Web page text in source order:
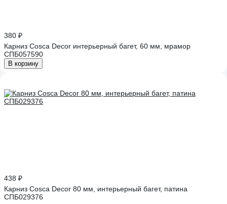
380 ₽
Карниз Cosca Decor интерьерный багет, 60 мм, мрамор
СПБ057590
В корзину
438 ₽
Карниз Cosca Decor 80 мм, интерьерный багет, патина
СПБ029376